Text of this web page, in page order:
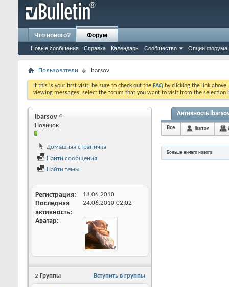
Что нового? Форум
Новые сообщения Справка Календарь Сообщество Опции форума
Пользователи lbarsov
If this is your first visit, be sure to check out the FAQ by clicking the link
viewing messages, select the forum that you want to visit from the selection
lbarsov
Новичок
Домашняя страничка
Найти сообщения
Найти темы
Регистрация 18.06.2010
Последняя
активность
24.06.2010 02:02
Аватар
Вступить в группы
2 Группы
Активность
Все lbarsov
Больше ничего нового